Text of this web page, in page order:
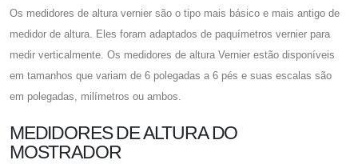
Os medidores de altura vernier são o tipo mais básico e mais antigo de
medidor de altura. Eles foram adaptados de paquímetros vernier para
medir verticalmente. Os medidores de altura Vernier estão disponíveis
em tamanhos que variam de 6 polegadas a 6 pés e suas escalas são
em polegadas, milímetros ou ambos.
MEDIDORES DE ALTURA DO
MOSTRADOR